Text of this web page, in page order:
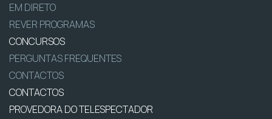
EM DIRETO
REVER PROGRAMAS
CONCURSOS
PERGUNTAS FREQUENTES
CONTACTOS
CONTACTOS
PROVEDORA DO TELESPECTADOR